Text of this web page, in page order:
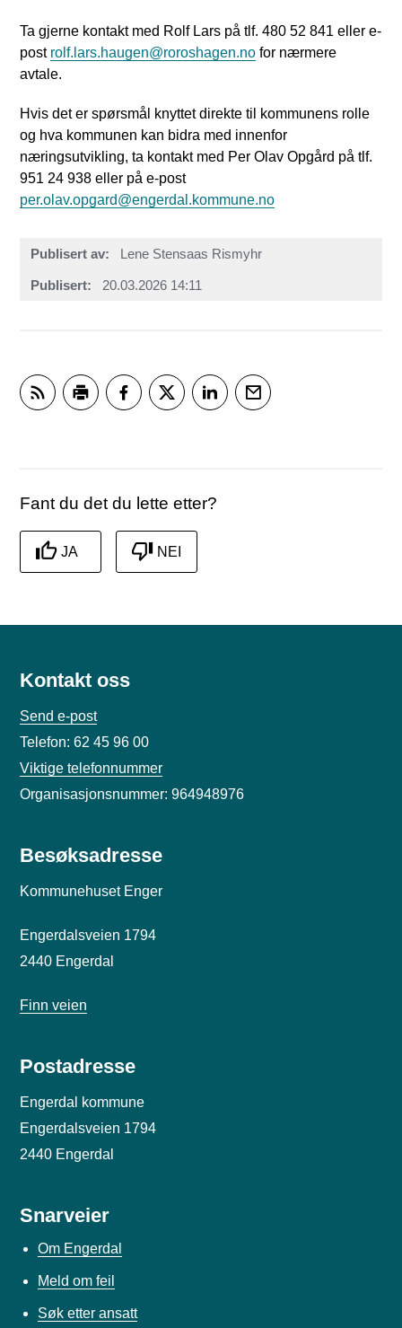
Ta gjerne kontakt med Rolf Lars på tlf. 480 52 841 eller e-
post rolf.lars.haugen@roroshagen.no for nærmere
avtale.
Hvis det er spørsmål knyttet direkte til kommunens rolle
og hva kommunen kan bidra med innenfor
næringsutvikling, ta kontakt med Per Olav Opgård på tlf.
951 24 938 eller på e-post
per.olav.opgard@engerdal.kommune.no
Publisert av Lene Stensaas Rismyhr
Publisert 20.03.2026 14:11
Fant du det du lette etter?
JA NEI
Kontakt oss
Send e-post
Telefon: 62 45 96 00
Viktige telefonnummer
Organisasjonsnummer: 964948976
Besøksadresse
Kommunehuset Enger
Engerdalsveien 1794
2440 Engerdal
Finn veien
Postadresse
Engerdal kommune
Engerdalsveien 1794
2440 Engerdal
Snarveier
Om Engerdal
Meld om feil
Søk etter ansatt